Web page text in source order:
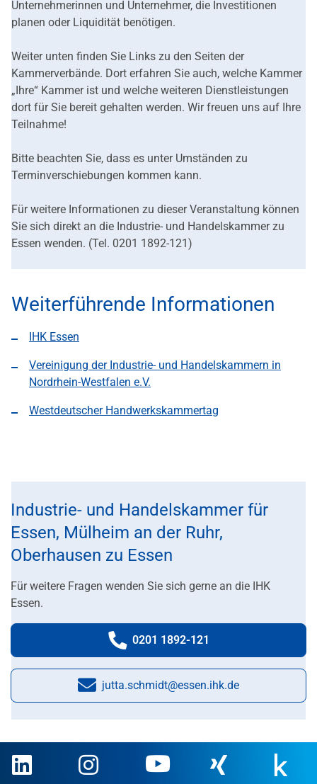
Unternehmerinnen und Unternehmer, die Investitionen
planen oder Liquidität benötigen.
Weiter unten finden Sie Links zu den Seiten der
Kammerverbände. Dort erfahren Sie auch, welche Kammer
„Ihre“ Kammer ist und welche weiteren Dienstleistungen
dort für Sie bereit gehalten werden. Wir freuen uns auf Ihre
Teilnahme!
Bitte beachten Sie, dass es unter Umständen zu
Terminverschiebungen kommen kann.
Für weitere Informationen zu dieser Veranstaltung können
Sie sich direkt an die Industrie- und Handelskammer zu
Essen wenden. (Tel. 0201 1892-121)
Weiterführende Informationen
IHK Essen
Vereinigung der Industrie- und Handelskammern in
Nordrhein-Westfalen e.V.
Westdeutscher Handwerkskammertag
Industrie- und Handelskammer für
Essen, Mülheim an der Ruhr,
Oberhausen zu Essen
Für weitere Fragen wenden Sie sich gerne an die IHK
Essen.
Telefonnummer:
0201 1892-121
E-Mail:
jutta.schmidt@essen.ihk.de